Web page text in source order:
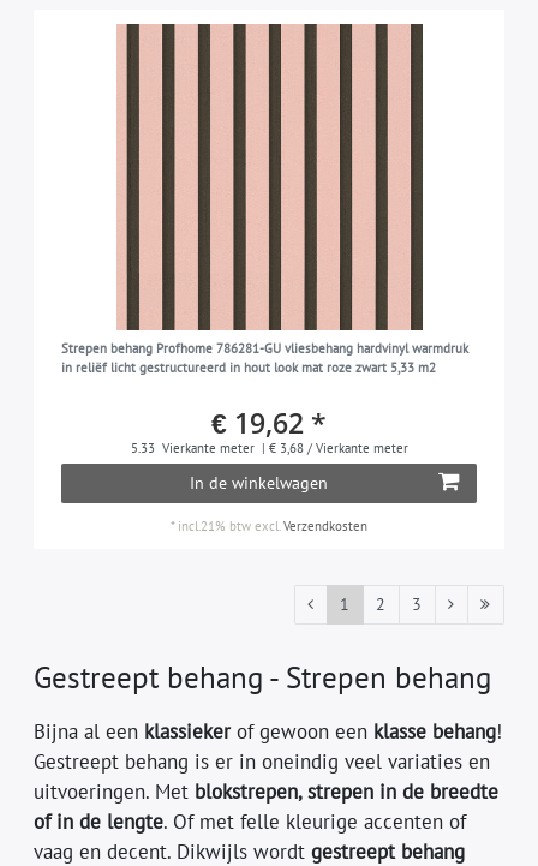
Strepen behang Profhome 786281-GU vliesbehang hardvinyl warmdruk
in reliëf licht gestructureerd in hout look mat roze zwart 5,33 m2
€ 19,62 *
5.33 Vierkante meter | € 3,68 / Vierkante meter
In de winkelwagen
* incl.21% btw excl. Verzendkosten
1 2 3
Gestreept behang - Strepen behang
Bijna al een klassiekerof gewoon een klasse behang!
Gestreept behang is er in oneindig veel variaties en
uitvoeringen. Met blokstrepen, strepen in de breedte
of in de lengte. Of met felle kleurige accenten of
vaag en decent. Dikwijls wordtgestreept behang